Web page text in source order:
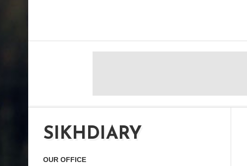
SIKHDIARY
OUR OFFICE